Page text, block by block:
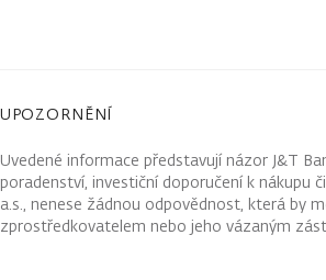
UPOZORNĚNÍ
Uvedené informace představují názor J&T
poradenství, investiční doporučení k nákupu
a.s., nenese žádnou odpovědnost, která by
zprostředkovatelem nebo jeho vázaným